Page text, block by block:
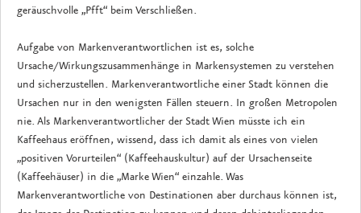
geräuschvolle „Pfft“ beim Verschließen.
Aufgabe von Markenverantwortlichen ist es, solche
Ursache/Wirkungszusammenhänge in Markensystemen zu verstehen
und sicherzustellen. Markenverantwortliche einer Stadt können die
Ursachen nur in den wenigsten Fällen steuern. In großen Metropolen
nie. Als Markenverantwortlicher der Stadt Wien müsste ich ein
Kaffeehaus eröffnen, wissend, dass ich damit als eines von vielen
„positiven Vorurteilen“ (Kaffeehauskultur) auf der Ursachenseite
(Kaffeehäuser) in die „Marke Wien“ einzahle. Was
Markenverantwortliche von Destinationen aber durchaus können ist,